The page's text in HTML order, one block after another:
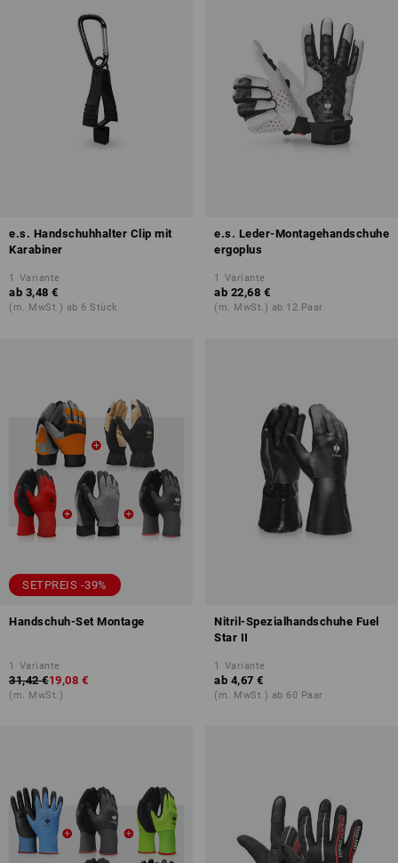
e.s. Handschuhhalter Clip mit
Karabiner
1 Variante
ab 3,48 €
(m. MwSt.) ab 6 Stück
e.s. Leder-Montagehandschuhe
ergoplus
1 Variante
ab 22,68 €
(m. MwSt.) ab 12 Paar
SETPREIS -39%
Handschuh-Set Montage
1 Variante
31,42 €19,08 €
(m. MwSt.)
Nitril-Spezialhandschuhe Fuel
Star II
1 Variante
ab 4,67 €
(m. MwSt.) ab 60 Paar